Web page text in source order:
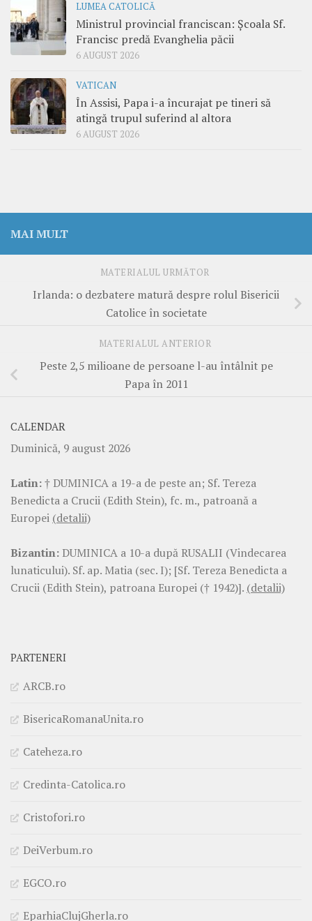
LUMEA CATOLICĂ
Ministrul provincial franciscan: Școala Sf.
Francisc predă Evanghelia păcii
6 AUGUST 2026
VATICAN
În Assisi, Papa i-a încurajat pe tineri să
atingă trupul suferind al altora
6 AUGUST 2026
MAI MULT
MATERIALUL URMĂTOR
Irlanda: o dezbatere matură despre rolul Bisericii
Catolice în societate
MATERIALUL ANTERIOR
Peste 2,5 milioane de persoane l-au întâlnit pe
Papa în 2011
CALENDAR
Duminică, 9 august 2026
Latin:† DUMINICA a 19-a de peste an; Sf. Tereza
Benedicta a Crucii (Edith Stein), fc. m., patroană a
Europei (detalii)
Bizantin: DUMINICA a 10-a după RUSALII (Vindecarea
lunaticului). Sf. ap. Matia (sec. I); [Sf. Tereza Benedicta a
Crucii (Edith Stein), patroana Europei († 1942)]. (detalii)
PARTENERI
ARCB.ro
BisericaRomanaUnita.ro
Cateheza.ro
Credinta-Catolica.ro
Cristofori.ro
DeiVerbum.ro
EGCO.ro
EparhiaClujGherla.ro